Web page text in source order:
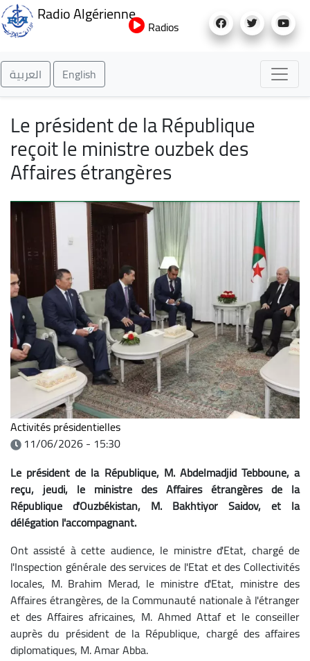
au
Radio Algérienne
Radios
العربية English
Le président de la République
reçoit le ministre ouzbek des
Affaires étrangères
Activités présidentielles
11/06/2026 - 15:30
Le président de la République, M. Abdelmadjid Tebboune, a
reçu, jeudi, le ministre des Affaires étrangères de la
République d'Ouzbékistan, M. Bakhtiyor Saidov, et la
délégation l'accompagnant.
Ont assisté à cette audience, le ministre d'Etat, chargé de
l'Inspection générale des services de l'Etat et des Collectivités
locales, M. Brahim Merad, le ministre d'Etat, ministre des
Affaires étrangères, de la Communauté nationale à l'étranger
et des Affaires africaines, M. Ahmed Attaf et le conseiller
auprès du président de la République, chargé des affaires
diplomatiques, M. Amar Abba.